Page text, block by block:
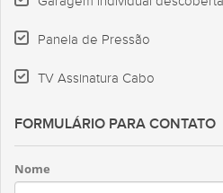
Panela de Pressão
TV Assinatura Cabo
FORMULÁRIO PARA CONTATO
Nome